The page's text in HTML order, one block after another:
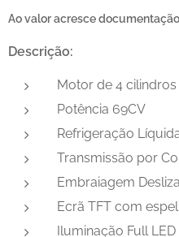
Ao valor acresce
Descrição:
Motor de 4 cilindros
Potência 69CV
Refrigeração
Transmissão por
Embraiagem
Ecrã TFT com
Iluminação Full LED